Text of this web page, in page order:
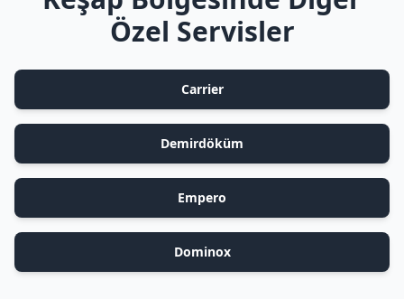
Özel Servisler
Carrier
Demirdöküm
Empero
Dominox